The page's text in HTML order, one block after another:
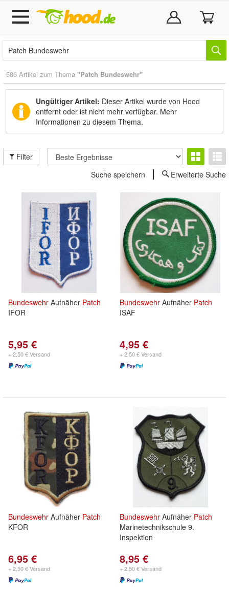
586 Artikel zum Thema "Patch Bundeswehr"
Ungültiger Artikel: Dieser Artikel wurde von Hood
entfernt oder ist nicht mehr verfügbar. Mehr
Informationen zu diesem Thema.
Filter
Suche speichern
Erweiterte Suche
Bundeswehr Aufnäher Patch
IFOR
5,95 €
+ 2,50 € Versand
Bundeswehr Aufnäher Patch
ISAF
4,95 €
+ 2,50 € Versand
Bundeswehr Aufnäher Patch
KFOR
6,95 €
+ 2,50 € Versand
Bundeswehr Aufnäher Patch
Marinetechnikschule 9.
Inspektion
8,95 €
+ 2,50 € Versand